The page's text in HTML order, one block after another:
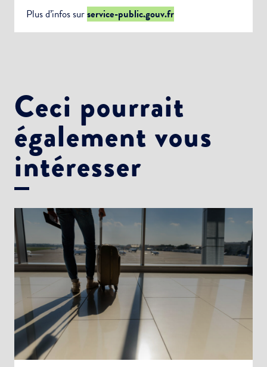
Plus d’infos surservice-public.gouv.fr
Ceci pourrait
également vous
intéresser